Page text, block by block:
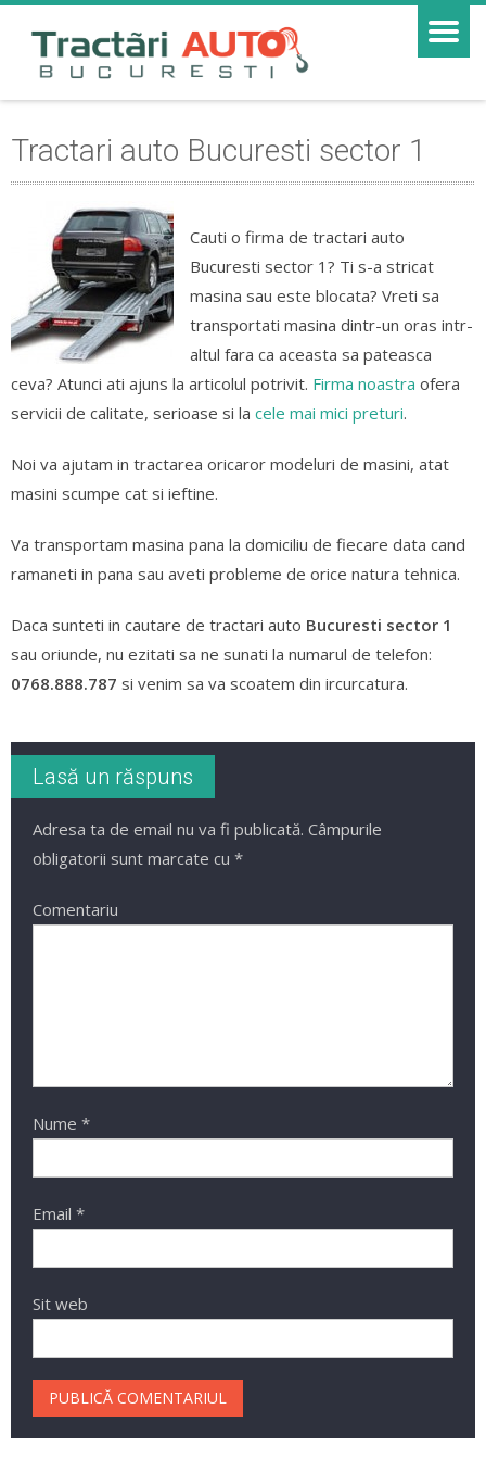
Tractari auto Bucuresti sector 1
Cauti o firma de tractari auto
Bucuresti sector 1? Ti s-a stricat
masina sau este blocata? Vreti sa
transportati masina dintr-un oras intr-
altul fara ca aceasta sa pateasca
ceva? Atunci ati ajuns la articolul potrivit. Firma noastra ofera
servicii de calitate, serioase si la cele mai mici preturi.
Noi va ajutam in tractarea oricaror modeluri de masini, atat
masini scumpe cat si ieftine.
Va transportam masina pana la domiciliu de fiecare data cand
ramaneti in pana sau aveti probleme de orice natura tehnica.
Daca sunteti in cautare de tractari auto Bucuresti sector 1
sau oriunde, nu ezitati sa ne sunati la numarul de telefon:
0768.888.787 si venim sa va scoatem din ircurcatura.
Lasă un răspuns
Adresa ta de email nu va fi publicată. Câmpurile
obligatorii sunt marcate cu *
Comentariu
Nume *
Email *
Sit web